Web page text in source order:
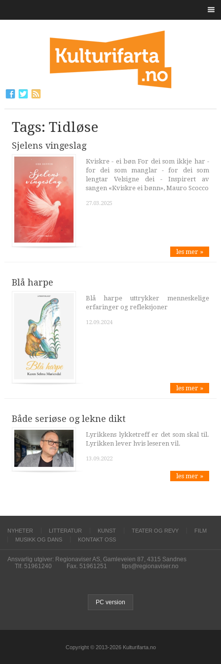
Tags: Tidløse
Sjelens vingeslag
Kviskre - ei bøn For dei som ikkje har -
for dei som manglar - for dei som
lengtar Velsigne dei - Inspirert av
sangen «Kviskre ei bønn», Mauro Scocco
27.03.2025
les mer »
Blå harpe
Blå harpe uttrykker menneskelige
erfaringer og refleksjoner
12.09.2024
les mer »
Både seriøse og lekne dikt
Lyrikkens lykketreff er det som skal til.
Lyrikken lever hvis leseren vil.
13.09.2022
les mer »
NYHETER LITTERATUR KUNST TEATER OG REVY
FILM
MUSIKK OG DANS
KONTAKT OSS
Ansvarlig utgiver: Regionaviser AS, Gamleveien 87, 4315 Sandnes
Tlf. 51961240
Fax. 51961251 tips@regionaviser.no
PC version
Copyright © 2013-2026 Kulturifarta.no